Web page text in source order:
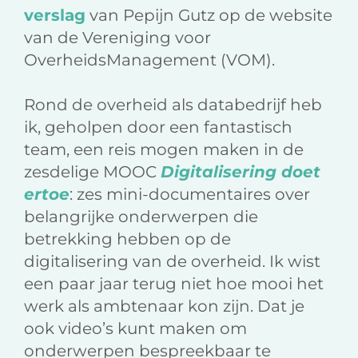
verslag van Pepijn Gutz op de website
van de Vereniging voor
OverheidsManagement (VOM).
Rond de overheid als databedrijf heb
ik, geholpen door een fantastisch
team, een reis mogen maken in de
zesdelige MOOC Digitalisering doet
ertoe: zes mini-documentaires over
belangrijke onderwerpen die
betrekking hebben op de
digitalisering van de overheid. Ik wist
een paar jaar terug niet hoe mooi het
werk als ambtenaar kon zijn. Dat je
ook video’s kunt maken om
onderwerpen bespreekbaar te